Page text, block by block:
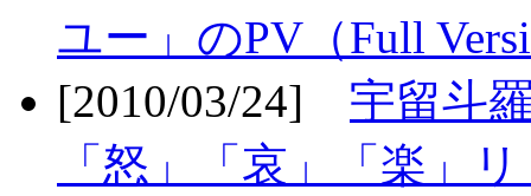
ユー」のPV（Full
[2010/03/24] 宇留斗
「怒」「哀」「楽」